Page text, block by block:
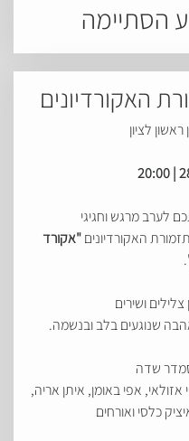
הסתיימה
האקורדיונים
לציון
לערב מרגש וחגיגי
"אקורד
.
ושירים
שנוגעים בלב ובנשמה.
סמדר שדה
אפי באומן, איתן אריה,
כלסי ואורחים